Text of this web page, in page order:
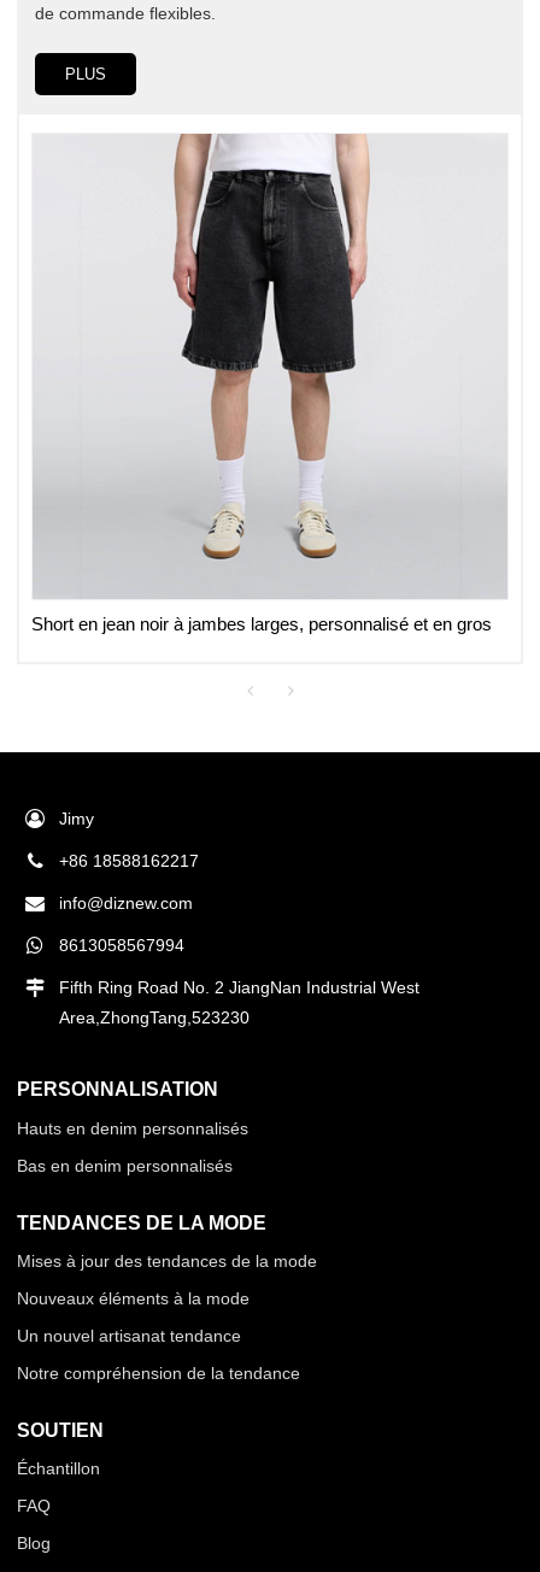
de commande flexibles.
PLUS
Short en jean noir à jambes larges, personnalisé et en gros
Jimy
+86 18588162217
info@diznew.com
8613058567994
Fifth Ring Road No. 2 JiangNan Industrial West
Area,ZhongTang,523230
PERSONNALISATION
Hauts en denim personnalisés
Bas en denim personnalisés
TENDANCES DE LA MODE
Mises à jour des tendances de la mode
Nouveaux éléments à la mode
Un nouvel artisanat tendance
Notre compréhension de la tendance
SOUTIEN
Échantillon
FAQ
Blog